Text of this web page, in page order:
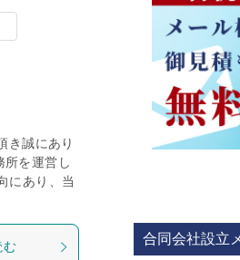
き誠にあり
所を運営し
にあり、当
む 合同会社設立